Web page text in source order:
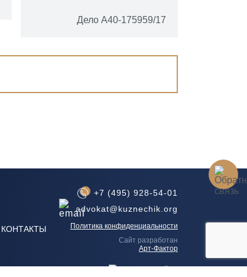
Дело А40-175959/17
КОНТАКТЫ
+7 (495) 928-54-01
advokat@kuznechik.org
Политика конфиденциальности
Сайт разработан
Арт-Фактор